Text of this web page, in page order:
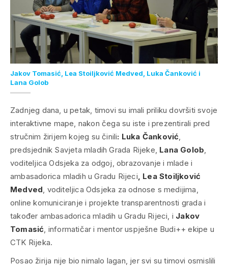
Jakov Tomasić, Lea Stoiljković Medved, Luka Čanković i
Lana Golob
Zadnjeg dana, u petak, timovi su imali priliku dovršiti svoje
interaktivne mape, nakon čega su iste i prezentirali pred
stručnim žirijem kojeg su činili: Luka Čanković
predsjednik Savjeta mladih Grada Rijeke, Lana Golob
voditeljica Odsjeka za odgoj, obrazovanje i mlade i
ambasadorica mladih u Gradu Rijeci , Lea Stoiljković
Medved , voditeljica Odsjeka za odnose s medijima,
online komuniciranje i projekte transparentnosti grada i
također ambasadorica mladih u Gradu Rijeci, i Jakov
Tomasić , informatičar i mentor uspješne Budi++ ekipe u
CTK Rijeka.
Posao žirija nije bio nimalo lagan, jer svi su timovi osmislili